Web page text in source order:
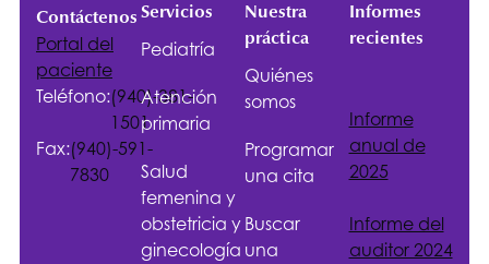
Contáctenos
Portal del
paciente
Teléfono:(940)-381-
1501
Fax:(940)-591-
7830
Servicios
Pediatría
Atención
primaria
Salud
femenina y
obstetricia y
ginecología
Nuestra
práctica
Quiénes
somos
Programar
una cita
Buscar
una
Informes
recientes
Informe
anual de
2025
Informe del
auditor 2024